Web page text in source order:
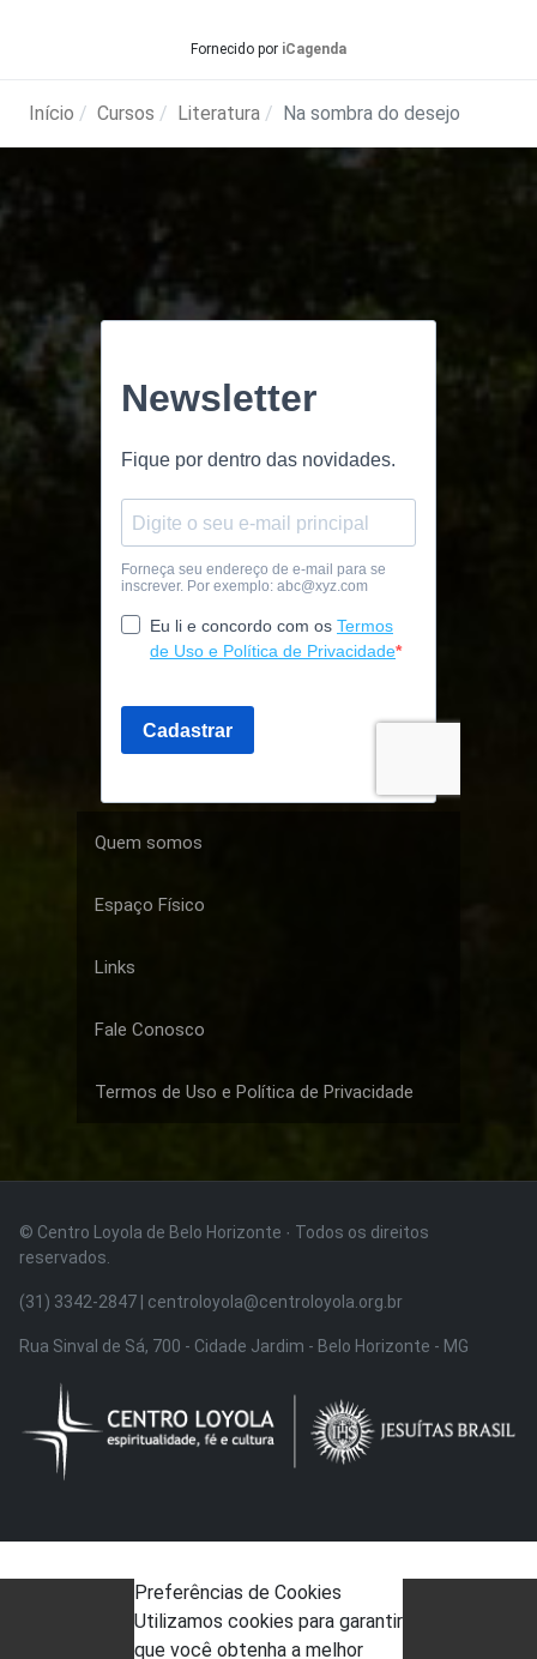
Fornecido por iCagenda
Início Cursos Literatura Na sombra do desejo
Quem somos
Espaço Físico
Links
Fale Conosco
Termos de Uso e Política de Privacidade
© Centro Loyola de Belo Horizonte · Todos os direitos
reservados.
(31) 3342-2847 | centroloyola@centroloyola.org.br
Rua Sinval de Sá, 700 - Cidade Jardim - Belo Horizonte - MG
Preferências de Cookies
Utilizamos cookies para garantir
que você obtenha a melhor